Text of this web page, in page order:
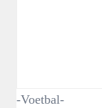
-Voetbal-